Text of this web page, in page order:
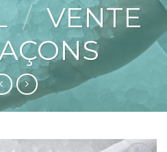
/ VENTE